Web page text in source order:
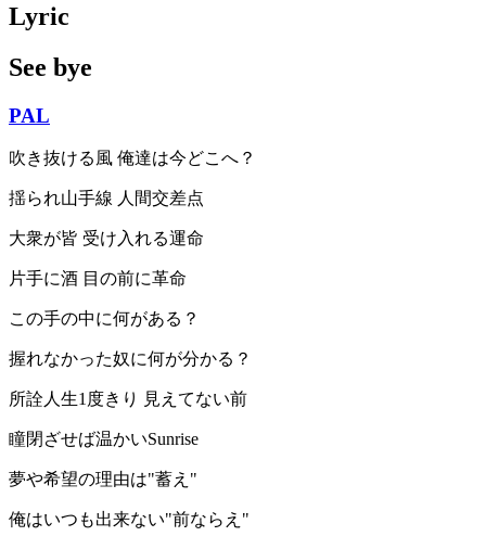
Lyric
See bye
PAL
吹き抜ける風 俺達は今どこへ？
揺られ山手線 人間交差点
大衆が皆 受け入れる運命
片手に酒 目の前に革命
この手の中に何がある？
握れなかった奴に何が分かる？
所詮人生1度きり 見えてない前
瞳閉ざせば温かいSunrise
夢や希望の理由は"蓄え"
俺はいつも出来ない"前ならえ"